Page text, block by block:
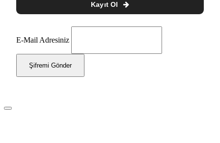
Kayıt Ol
E-Mail Adresiniz
Şifremi Gönder